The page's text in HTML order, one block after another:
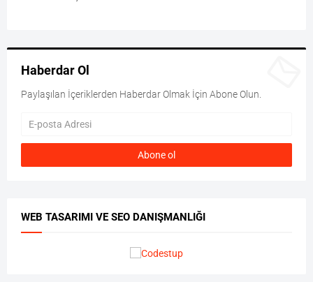
Haberdar Ol
Paylaşılan İçeriklerden Haberdar Olmak İçin Abone Olun.
WEB TASARIMI VE SEO DANIŞMANLIĞI